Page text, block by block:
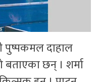
पुष्पकमल दाहाल
बताएका छन् । शर्मा